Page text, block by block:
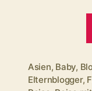
Asien, Baby,
Elternblogger,